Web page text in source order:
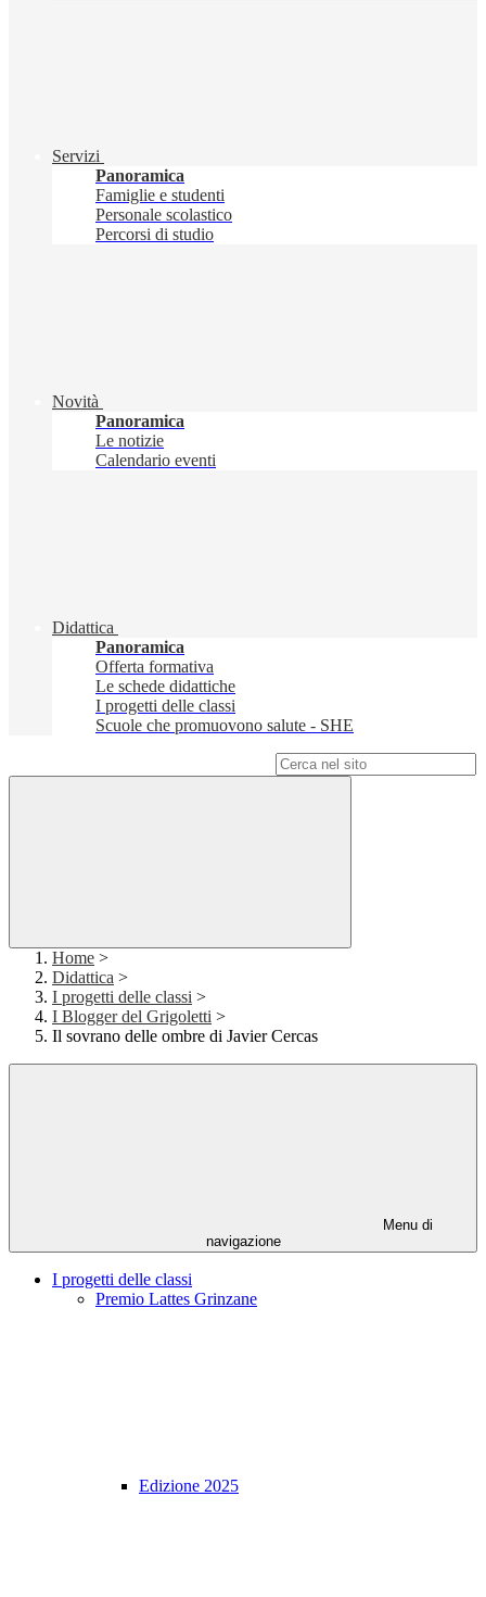
Servizi
Panoramica
Famiglie e studenti
Personale scolastico
Percorsi di studio
Novità
Panoramica
Le notizie
Calendario eventi
Didattica
Panoramica
Offerta formativa
Le schede didattiche
I progetti delle classi
Scuole che promuovono salute - SHE
Home >
Didattica >
I progetti delle classi >
I Blogger del Grigoletti >
Il sovrano delle ombre di Javier Cercas
Menu di
navigazione
I progetti delle classi
Premio Lattes Grinzane
Edizione 2025